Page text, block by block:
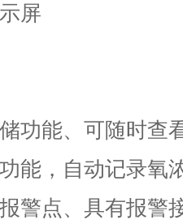
屏
功能、可随时查
能，自动记录氧
警点、具有报警